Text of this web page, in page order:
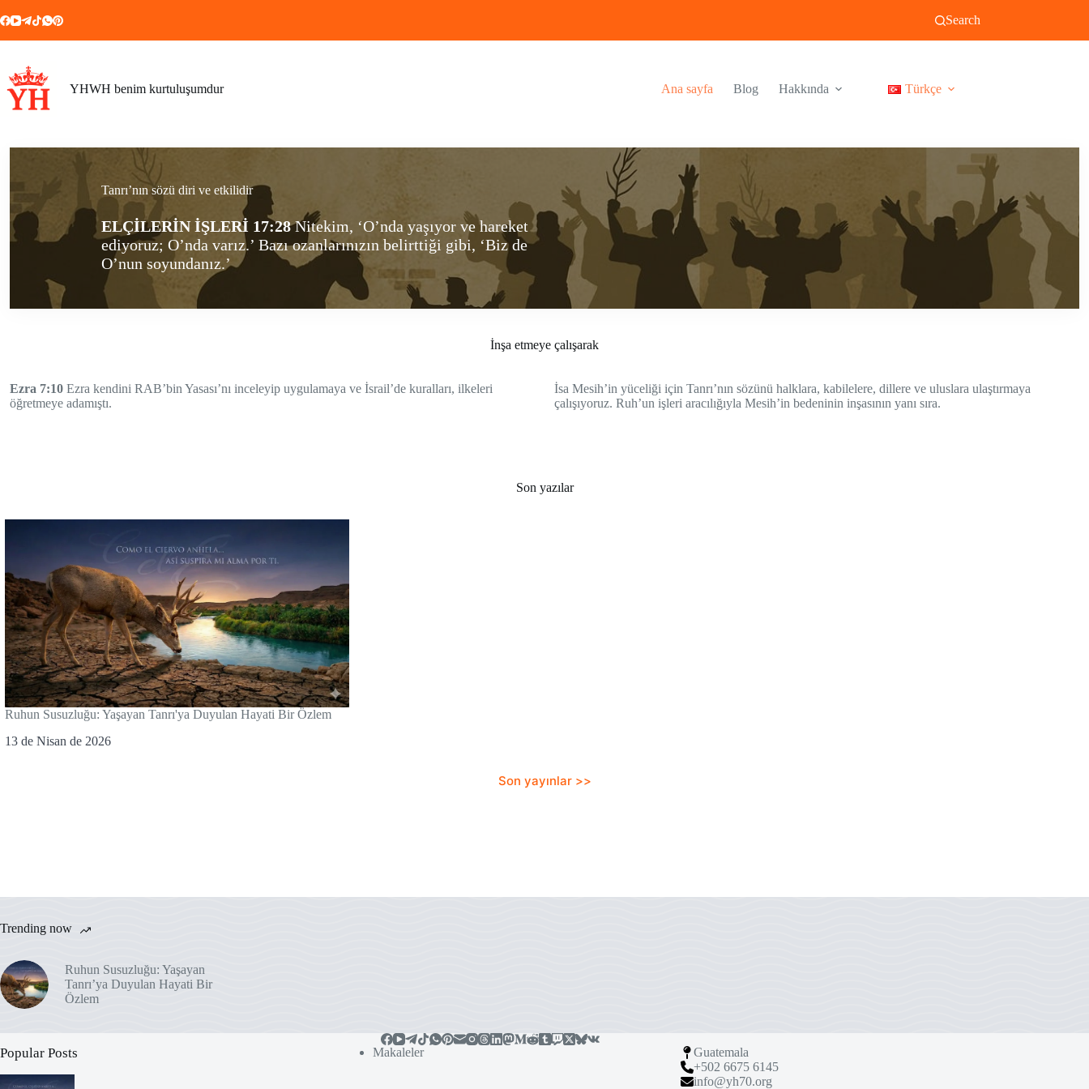
to
Search
YHWH benim kurtuluşumdur Ana sayfa Blog Hakkında Türkçe
Tanrı’nın sözü diri ve etkilidir
ELÇİLERİN İŞLERİ 17:28Nitekim, ‘O’nda yaşıyor ve hareket
ediyoruz; O’nda varız.’ Bazı ozanlarınızın belirttiği gibi, ‘Biz de
O’nun soyundanız.’
İnşa etmeye çalışarak
Ezra 7:10 Ezra kendini RAB’bin Yasası’nı inceleyip uygulamaya ve İsrail’de kuralları, ilkeleri
öğretmeye adamıştı.
İsa Mesih’in yüceliği için Tanrı’nın sözünü halklara, kabilelere, dillere ve uluslara ulaştırmaya
çalışıyoruz. Ruh’un işleri aracılığıyla Mesih’in bedeninin inşasının yanı sıra.
Son yazılar
Ruhun Susuzluğu: Yaşayan Tanrı'ya Duyulan Hayati Bir Özlem
13 de Nisan de 2026
Son yayınlar >>
Trending now
Ruhun Susuzluğu: Yaşayan
Tanrı’ya Duyulan Hayati Bir
Özlem
Popular Posts Makaleler
Guatemala
+502 6675 6145
info@yh70.org